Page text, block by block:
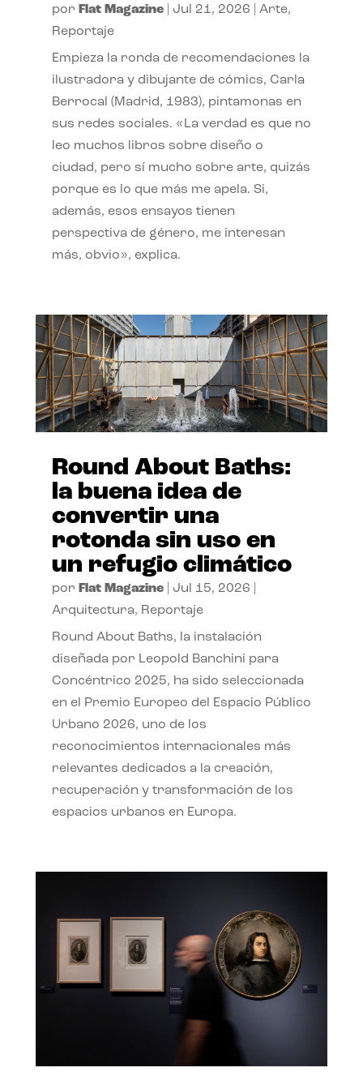
por Flat Magazine| Jul 21, 2026 Arte,
Reportaje
Empieza la ronda de recomendaciones la
ilustradora y dibujante de cómics, Carla
Berrocal (Madrid, 1983), pintamonas en
sus redes sociales. «La verdad es que no
leo muchos libros sobre diseño o
ciudad, pero sí mucho sobre arte, quizás
porque es lo que más me apela. Si,
además, esos ensayos tienen
perspectiva de género, me interesan
más, obvio», explica.
Round About Baths:
la buena idea de
convertir una
rotonda sin uso en
un refugio climático
por Flat Magazine| Jul 15, 2026
Arquitectura, Reportaje
Round About Baths, la instalación
diseñada por Leopold Banchini para
Concéntrico 2025, ha sido seleccionada
en el Premio Europeo del Espacio Público
Urbano 2026, uno de los
reconocimientos internacionales más
relevantes dedicados a la creación,
recuperación y transformación de los
espacios urbanos en Europa.